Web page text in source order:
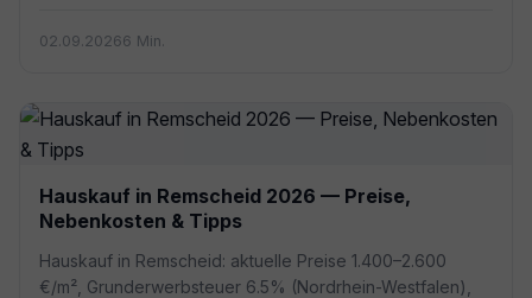
02.09.20266 Min.
Hauskauf in Remscheid 2026 — Preise,
Nebenkosten & Tipps
Hauskauf in Remscheid: aktuelle Preise 1.400–2.600
€/m², Grunderwerbsteuer 6.5% (Nordrhein-Westfalen),